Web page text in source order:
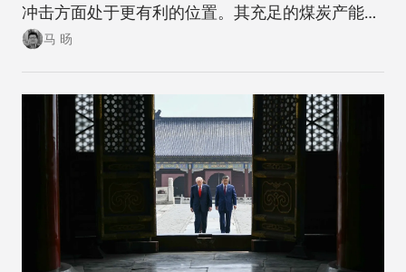
冲击方面处于更有利的位置。其充足的煤炭产能可
以在短期内确保稳定。同时，随着该国逐步推进摆
马 旸